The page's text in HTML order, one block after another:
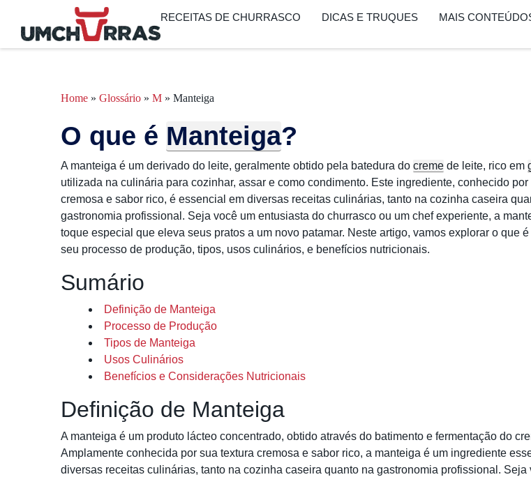
RECEITAS DE CHURRASCO DICAS E TRUQUES MAIS
Home » Glossário » M » Manteiga
O que é Manteiga?
A manteiga é um derivado do leite, geralmente obtido pela batedura do creme de leite, rico em
utilizada na culinária para cozinhar, assar e como condimento. Este ingrediente, conhecido por
cremosa e sabor rico, é essencial em diversas receitas culinárias, tanto na cozinha caseira
gastronomia profissional. Seja você um entusiasta do churrasco ou um chef experiente, a
toque especial que eleva seus pratos a um novo patamar. Neste artigo, vamos explorar o que
seu processo de produção, tipos, usos culinários, e benefícios nutricionais.
Sumário
Definição de Manteiga
Processo de Produção
Tipos de Manteiga
Usos Culinários
Benefícios e Considerações Nutricionais
Definição de Manteiga
A manteiga é um produto lácteo concentrado, obtido através do batimento e fermentação do
Amplamente conhecida por sua textura cremosa e sabor rico, a manteiga é um ingrediente
diversas receitas culinárias, tanto na cozinha caseira quanto na gastronomia profissional. Seja